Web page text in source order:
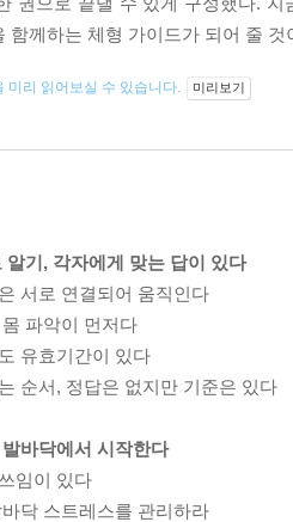
함께하는 체형 가이드가 되어 줄 것
미리 읽어보실 수 있습니다. 미리보기
알기, 각자에게 맞는 답이 있다
서로 연결되어 움직인다
파악이 먼저다
유효기간이 있다
순서, 정답은 없지만 기준은 있다
바닥에서 시작한다
임이 있다
닥 스트레스를 관리하라